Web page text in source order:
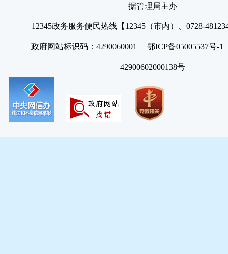
据管理局主办
12345政务服务便民热线【12345（市内）、0728-
政府网站标识码：4290060001 鄂ICP备05005537号
42900602000138号